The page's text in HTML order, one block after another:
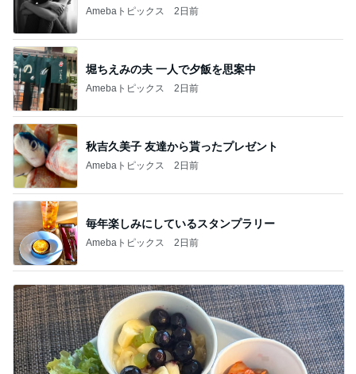
Amebaトピックス 2日前
堀ちえみの夫 一人で夕飯を思案中
Amebaトピックス 2日前
秋吉久美子 友達から貰ったプレゼント
Amebaトピックス 2日前
毎年楽しみにしているスタンプラリー
Amebaトピックス 2日前